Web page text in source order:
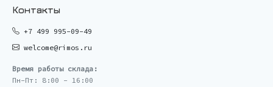
Контакты
+7 499 995-09-49
welcome@rimos.ru
Время работы склада:
Пн-Пт: 8:00 - 16:00